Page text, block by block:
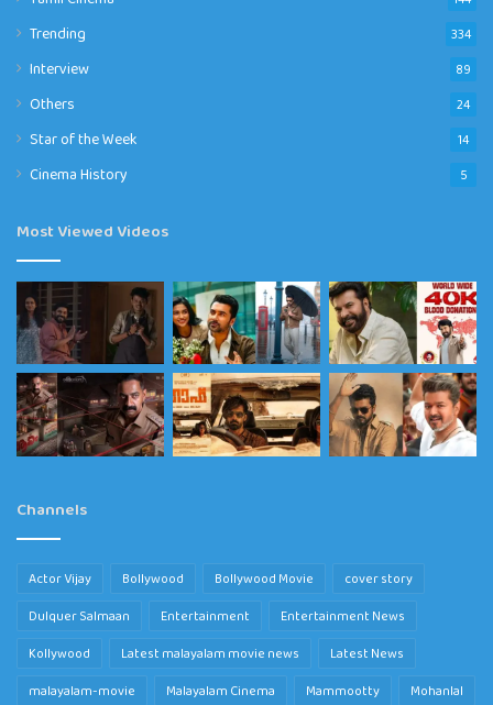
Trending 334
Interview 89
Others 24
Star of the Week 14
Cinema History 5
Most Viewed Videos
Channels
Actor Vijay Bollywood Bollywood Movie
cover story
Dulquer Salmaan
Entertainment
Entertainment News
Kollywood
Latest malayalam movie news
Latest News
malayalam-movie
Malayalam Cinema Mammootty Mohanlal